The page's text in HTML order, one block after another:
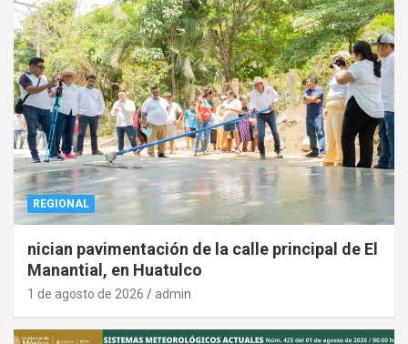
REGIONAL
nician pavimentación de la calle principal de El
Manantial, en Huatulco
1 de agosto de 2026 admin